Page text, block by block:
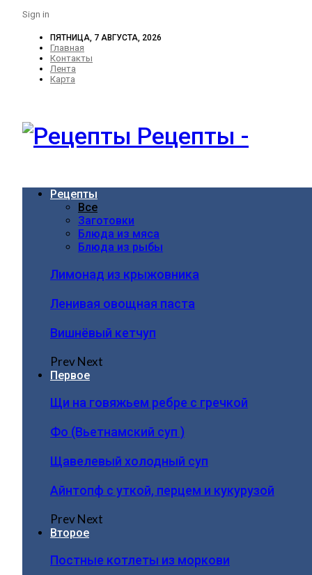
Sign in
ПЯТНИЦА, 7 АВГУСТА, 2026
Главная
Контакты
Лента
Карта
Рецепты -
Рецепты
Все
Заготовки
Блюда из мяса
Блюда из рыбы
Лимонад из крыжовника
Ленивая овощная паста
Вишнёвый кетчуп
PrevNext
Первое
Щи на говяжьем ребре с гречкой
Фо (Вьетнамский суп )
Щавелевый холодный суп
Айнтопф с уткой, перцем и кукурузой
PrevNext
Второе
Постные котлеты из моркови